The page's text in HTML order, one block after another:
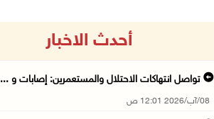
أحدث الاخبار
تواصل انتهاكات الاحتلال والمستعمرين: إصابات و ...
08/آب/2026 12:01 ص